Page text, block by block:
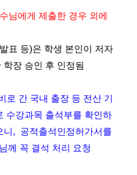
님에게 제출한 경우 외에
표 등)은 학생 본인이 저자
학장 승인 후 인정됨
로 간 국내 출장 등 전산 기
수강과목 출석부를 확인하
니, 공적출석인정허가서를
께 꼭 결석 처리 요청